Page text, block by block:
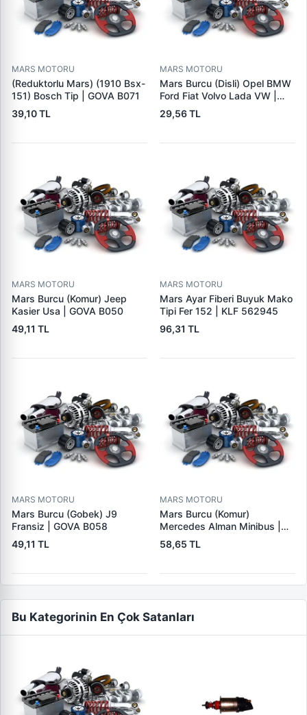
MARS MOTORU
(Reduktorlu Mars) (1910 Bsx-
151) Bosch Tip | GOVA B071
39,10 TL
MARS MOTORU
Mars Burcu (Disli) Opel BMW
Ford Fiat Volvo Lada VW |
GOVA B090
29,56 TL
MARS MOTORU
Mars Burcu (Komur) Jeep
Kasier Usa | GOVA B050
49,11 TL
MARS MOTORU
Mars Ayar Fiberi Buyuk Mako
Tipi Fer 152 | KLF 562945
96,31 TL
MARS MOTORU
Mars Burcu (Gobek) J9
Fransiz | GOVA B058
49,11 TL
MARS MOTORU
Mars Burcu (Komur)
Mercedes Alman Minibus |
GOVA B035
58,65 TL
Bu Kategorinin En Çok Satanları